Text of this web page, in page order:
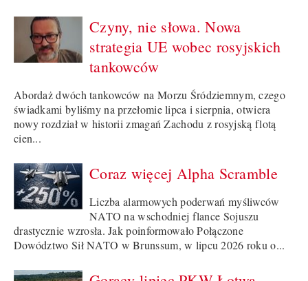
Czyny, nie słowa. Nowa
strategia UE wobec rosyjskich
tankowców
Abordaż dwóch tankowców na Morzu Śródziemnym, czego
świadkami byliśmy na przełomie lipca i sierpnia, otwiera
nowy rozdział w historii zmagań Zachodu z rosyjską flotą
cien...
Coraz więcej Alpha Scramble
Liczba alarmowych poderwań myśliwców
NATO na wschodniej flance Sojuszu
drastycznie wzrosła. Jak poinformowało Połączone
Dowództwo Sił NATO w Brunssum, w lipcu 2026 roku o...